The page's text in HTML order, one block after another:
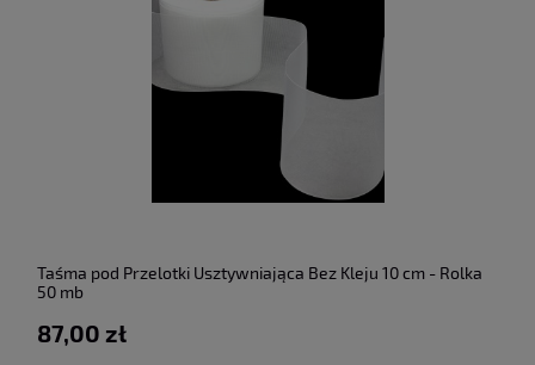
Taśma pod Przelotki Usztywniająca Bez Kleju 10 cm - Rolka
50 mb
87,00 zł